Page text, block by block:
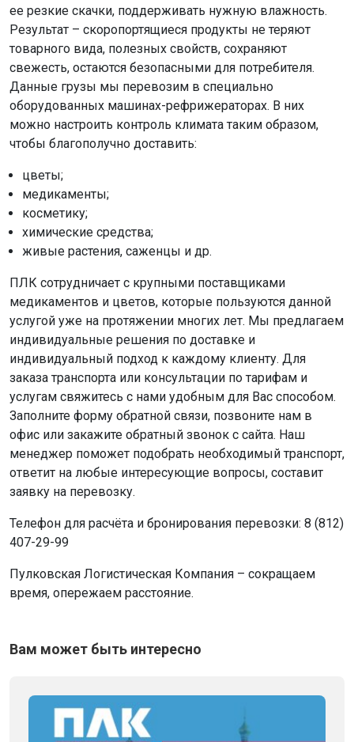
ее резкие скачки, поддерживать нужную влажность.
Результат – скоропортящиеся продукты не теряют
товарного вида, полезных свойств, сохраняют
свежесть, остаются безопасными для потребителя.
Данные грузы мы перевозим в специально
оборудованных машинах-рефрижераторах. В них
можно настроить контроль климата таким образом,
чтобы благополучно доставить:
цветы;
медикаменты;
косметику;
химические средства;
живые растения, саженцы и др.
ПЛК сотрудничает с крупными поставщиками
медикаментов и цветов, которые пользуются данной
услугой уже на протяжении многих лет. Мы предлагаем
индивидуальные решения по доставке и
индивидуальный подход к каждому клиенту. Для
заказа транспорта или консультации по тарифам и
услугам свяжитесь с нами удобным для Вас способом.
Заполните форму обратной связи, позвоните нам в
офис или закажите обратный звонок с сайта. Наш
менеджер поможет подобрать необходимый транспорт,
ответит на любые интересующие вопросы, составит
заявку на перевозку.
Телефон для расчёта и бронирования перевозки: 8 (812)
407-29-99
Пулковская Логистическая Компания – сокращаем
время, опережаем расстояние.
Вам может быть интересно